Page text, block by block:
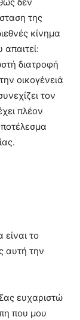
της
κίνημα
διατροφή
οικογένειά
τον
πλέον
το
αυτή την
ευχαριστώ
που μου